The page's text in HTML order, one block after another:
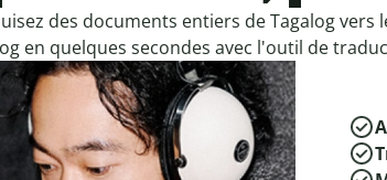
des documents entiers de Tagalog vers
en quelques secondes avec l'outil de